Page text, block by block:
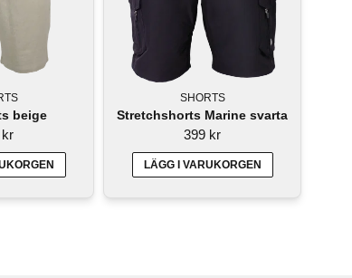
beige
kr
SHORTS
Stretchshorts Marine svarta
399 kr
LÄGG I VARUKORGEN